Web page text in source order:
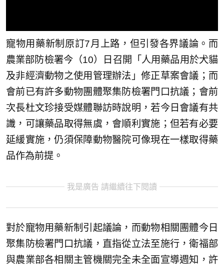
寵物用藥新制原訂7月上路，但引發各界議論。而
農業部防檢署今（10）日召開「人用藥品用於犬貓
及非經濟動物之使用管理辦法」修正草案會議；而
會前已有許多動物團體聚集防檢署門口抗議；會前
次長杜文珍接受媒體聯訪時說明，若今日會議有共
識，可讓藥品取得無虞，會順利實施；但若有必要
延緩實施，仍須保障動物醫院可像現在一樣取得藥
品作為前提。
我是廣告 請繼續往下閱讀
對於寵物用藥新制引起議論，而動物相關團體今日
聚集防檢署門口抗議，直指從立法至施行，衛福部
與農業部各相關主管機關完全未全面宣導週知，許